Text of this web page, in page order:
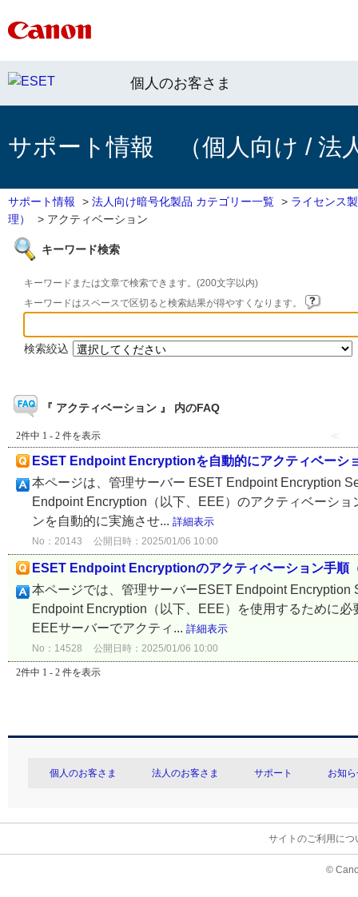
個人のお客さま
サポート情報 （個人向け / 法
サポート情報 > 法人向け暗号化製品 カテゴリー一覧 > ライセンス
理）
> アクティベーション
キーワード検索
キーワードまたは文章で検索できます。(200文字以内)
キーワードはスペースで区切ると検索結果が得やすくなります。
検索絞込
『 アクティベーション 』 内のFAQ
2件中 1 - 2 件を表示 ≪
ESET Endpoint Encryptionを自動的にアクティベーシ
本ページは、管理サーバー ESET Endpoint Encryption
Endpoint Encryption（以下、EEE）のアクティベーシ
ンを自動的に実施させ... 詳細表示
No：20143 公開日時：2025/01/06 10:00
ESET Endpoint Encryptionのアクティベーション手順
本ページでは、管理サーバーESET Endpoint
Endpoint Encryption（以下、EEE）を使用するために
EEEサーバーでアクティ... 詳細表示
No：14528 公開日時：2025/01/06 10:00
2件中 1 - 2 件を表示
個人のお客さま 法人のお客さま サポート お知
サイトのご利用につ
©